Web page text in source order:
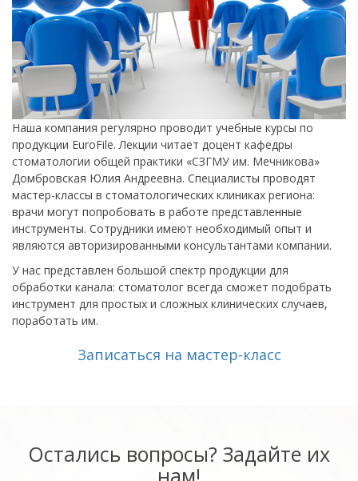
Наша компания регулярно проводит учебные курсы по
продукции EuroFile. Лекции читает доцент кафедры
стоматологии общей практики «СЗГМУ им. Мечникова»
Домбровская Юлия Андреевна. Специалисты проводят
мастер-классы в стоматологических клиниках региона:
врачи могут попробовать в работе представленные
инструменты. Сотрудники имеют необходимый опыт и
являются авторизированными консультантами компании.
У нас представлен большой спектр продукции для
обработки канала: стоматолог всегда сможет подобрать
инструмент для простых и сложных клинических случаев,
поработать им.
Записаться на мастер-класс
Остались вопросы? Задайте их
нам!